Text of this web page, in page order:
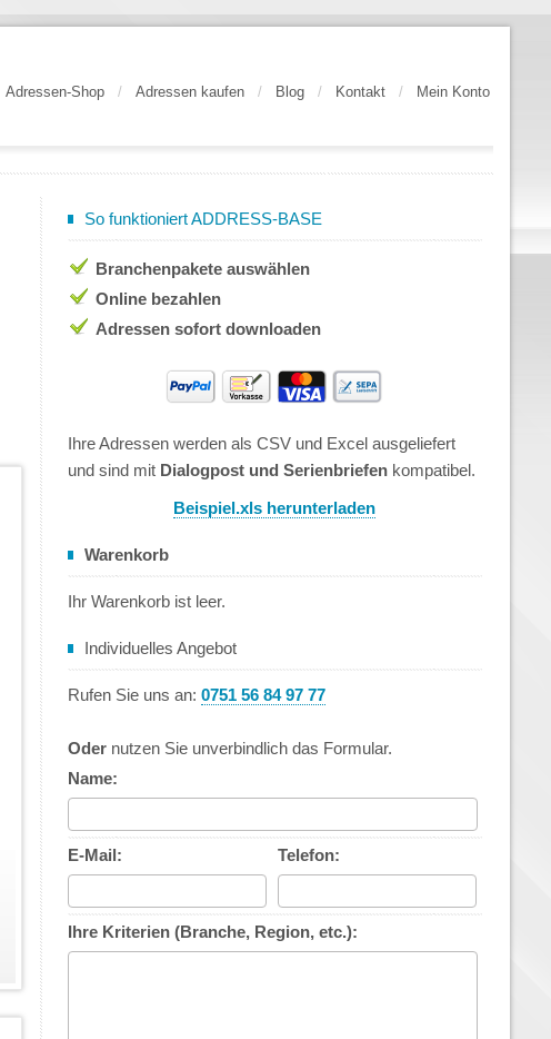
Adressen-Shop / Adressen kaufen / Blog / Kontakt / Mein Konto
So funktioniert ADDRESS-BASE
Branchenpakete auswählen
Online bezahlen
Adressen sofort downloaden
Ihre Adressen werden als CSV und Excel ausgeliefert
und sind mit Dialogpost und Serienbriefenkompatibel.
Beispiel.xls herunterladen
Warenkorb
Ihr Warenkorb ist leer.
Individuelles Angebot
Rufen Sie uns an: 0751 56 84 97 77
Odernutzen Sie unverbindlich das Formular.
Name:
E-Mail: Telefon:
Ihre Kriterien (Branche, Region, etc.):